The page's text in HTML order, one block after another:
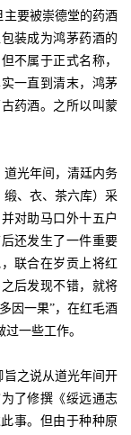
要被崇德堂的药酒
装成为鸿茅药酒的
不属于正式名称，
一直到清末，鸿茅
药酒。之所以叫蒙
光年间，清廷内务
缎、衣、茶六库）采
对助马口外十五户
还发生了一件重要
联合在岁贡上将红
后发现不错，就将
因一果”，在红毛酒
一些工作。
之说从道光年间开
了修撰《绥远通志
事。但由于种种原